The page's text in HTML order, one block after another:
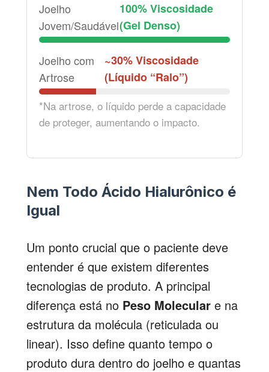
Joelho
Jovem/Saudável
100% Viscosidade
(Gel Denso)
Joelho com
Artrose
~30% Viscosidade
(Líquido “Ralo”)
*Na artrose, o líquido perde a capacidade
de proteger, aumentando o impacto.
Nem Todo Ácido Hialurônico é
Igual
Um ponto crucial que o paciente deve
entender é que existem diferentes
tecnologias de produto. A principal
diferença está no Peso Molecular e na
estrutura da molécula (reticulada ou
linear). Isso define quanto tempo o
produto dura dentro do joelho e quantas